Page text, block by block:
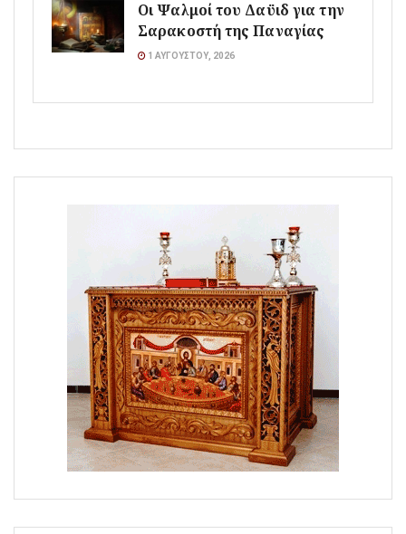
Οι Ψαλμοί του Δαϋιδ για την
Σαρακοστή της Παναγίας
1 ΑΥΓΟΎΣΤΟΥ, 2026